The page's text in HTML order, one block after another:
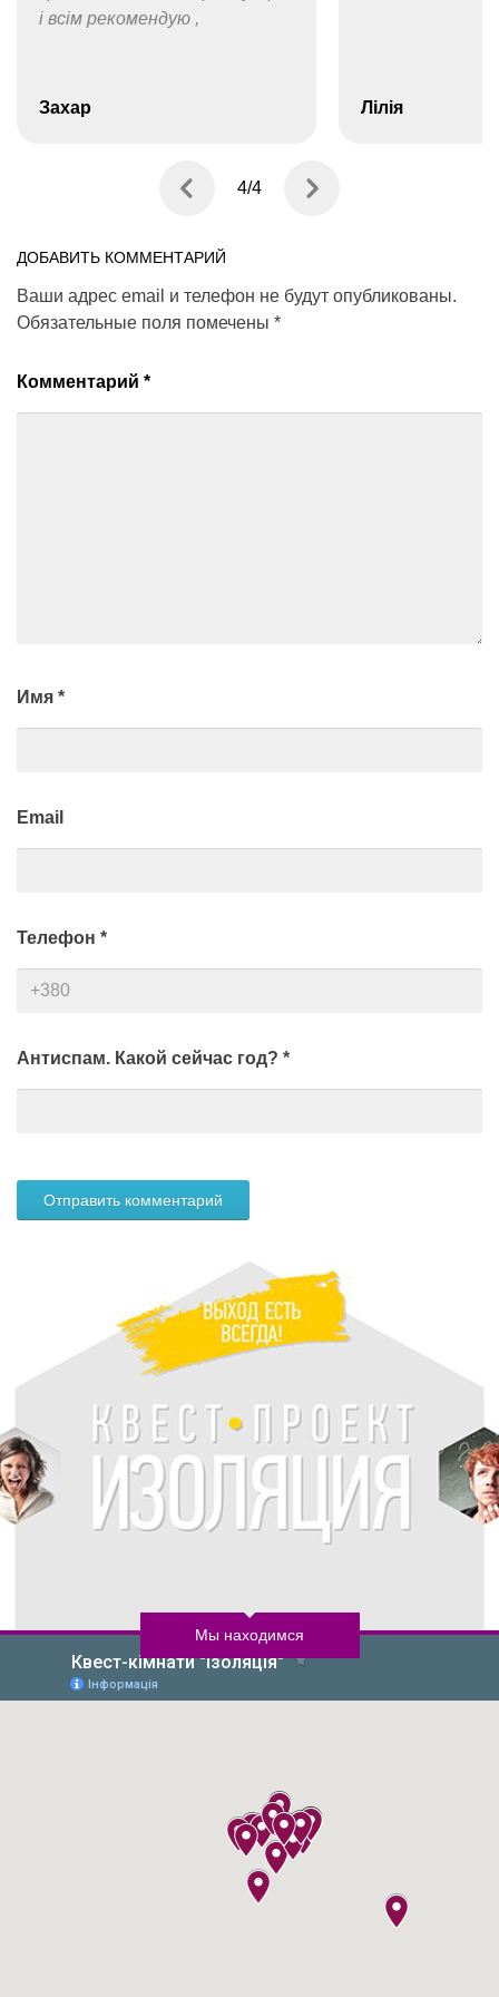
Лілія Мар’яна
1/4
ДОБАВИТЬ КОММЕНТАРИЙ
Ваши адрес email и телефон не будут опубликованы.
Обязательные поля помечены *
Комментарий *
Имя *
Email
Телефон *
Антиспам. Какой сейчас год? *
Мы находимся